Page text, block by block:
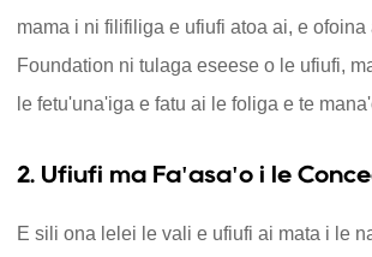
mama i ni filifiliga e ufiufi atoa ai, e ofoina
Foundation ni tulaga eseese o le ufiufi,
le fetu'una'iga e fatu ai le foliga e te
2. Ufiufi ma Fa'asa'o i le
E sili ona lelei le vali e ufiufi ai mata i le